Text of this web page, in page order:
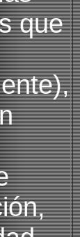
que